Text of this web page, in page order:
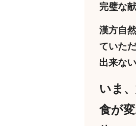
完璧な
漢方自
ていた
出来な
いま
食が